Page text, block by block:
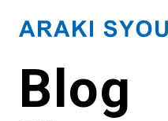
contentBlog